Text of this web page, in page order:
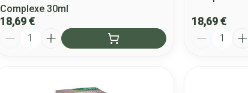
Complexe 30ml
18,69 €
Quantité
18,69 €
Quantité